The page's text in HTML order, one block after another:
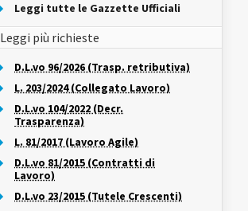
Leggi tutte le Gazzette Ufficiali
Leggi più richieste
D.L.vo 96/2026 (Trasp. retributiva)
L. 203/2024 (Collegato Lavoro)
D.L.vo 104/2022 (Decr.
Trasparenza)
L. 81/2017 (Lavoro Agile)
D.L.vo 81/2015 (Contratti di
Lavoro)
D.L.vo 23/2015 (Tutele Crescenti)